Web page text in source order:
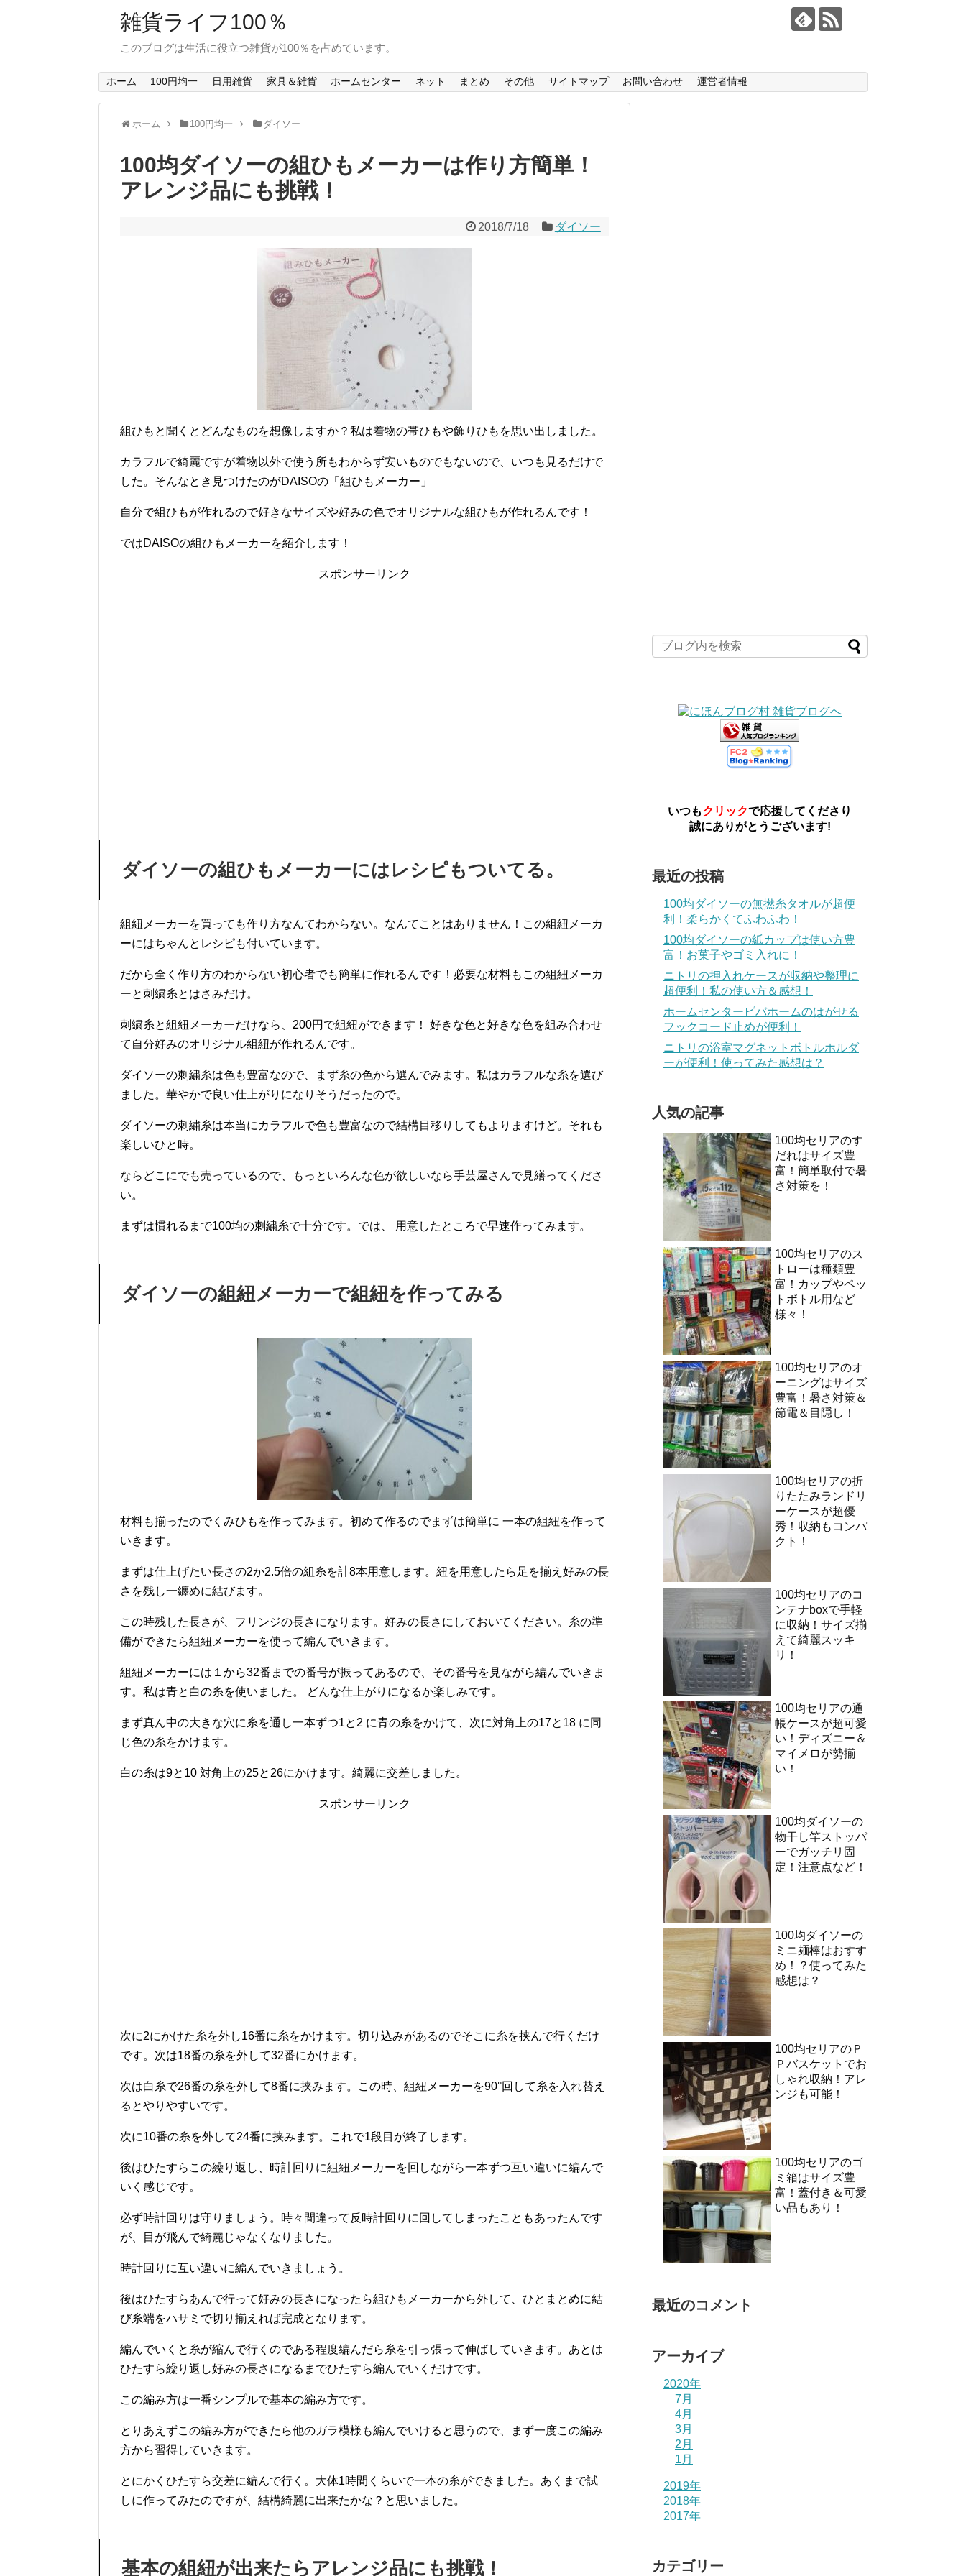
雑貨ライフ100％
このブログは生活に役立つ雑貨が100％を占めています。
ホーム 100円均一 日用雑貨 家具＆雑貨 ホームセンター ネット まとめ その他 サイトマップ お問い合わせ 運営者情報
ホーム 100円均一 ダイソー
100均ダイソーの組ひもメーカーは作り方簡単！
アレンジ品にも挑戦！
2018/7/18 ダイソー
組ひもと聞くとどんなものを想像しますか？私は着物の帯ひもや飾りひもを思い出しました。
カラフルで綺麗ですが着物以外で使う所もわからず安いものでもないので、いつも見るだけで
した。そんなとき見つけたのがDAISOの「組ひもメーカー」
自分で組ひもが作れるので好きなサイズや好みの色でオリジナルな組ひもが作れるんです！
ではDAISOの組ひもメーカーを紹介します！
スポンサーリンク
ダイソーの組ひもメーカーにはレシピもついてる。
組紐メーカーを買っても作り方なんてわからない。なんてことはありません！この組紐メーカ
ーにはちゃんとレシピも付いています。
だから全く作り方のわからない初心者でも簡単に作れるんです！必要な材料もこの組紐メーカ
ーと刺繍糸とはさみだけ。
刺繍糸と組紐メーカーだけなら、200円で組紐ができます！ 好きな色と好きな色を組み合わせ
て自分好みのオリジナル組紐が作れるんです。
ダイソーの刺繍糸は色も豊富なので、まず糸の色から選んでみます。私はカラフルな糸を選び
ました。華やかで良い仕上がりになりそうだったので。
ダイソーの刺繍糸は本当にカラフルで色も豊富なので結構目移りしてもよりますけど。それも
楽しいひと時。
ならどこにでも売っているので、もっといろんな色が欲しいなら手芸屋さんで見繕ってくださ
い。
まずは慣れるまで100均の刺繍糸で十分です。では、 用意したところで早速作ってみます。
ダイソーの組紐メーカーで組紐を作ってみる
材料も揃ったのでくみひもを作ってみます。初めて作るのでまずは簡単に 一本の組紐を作って
いきます。
まずは仕上げたい長さの2か2.5倍の組糸を計8本用意します。紐を用意したら足を揃え好みの長
さを残し一纏めに結びます。
この時残した長さが、フリンジの長さになります。好みの長さにしておいてください。糸の準
備ができたら組紐メーカーを使って編んでいきます。
組紐メーカーには１から32番までの番号が振ってあるので、その番号を見ながら編んでいきま
す。私は青と白の糸を使いました。 どんな仕上がりになるか楽しみです。
まず真ん中の大きな穴に糸を通し一本ずつ1と2 に青の糸をかけて、次に対角上の17と18 に同
じ色の糸をかけます。
白の糸は9と10 対角上の25と26にかけます。綺麗に交差しました。
スポンサーリンク
次に2にかけた糸を外し16番に糸をかけます。切り込みがあるのでそこに糸を挟んで行くだけ
です。次は18番の糸を外して32番にかけます。
次は白糸で26番の糸を外して8番に挟みます。この時、組紐メーカーを90°回して糸を入れ替え
るとやりやすいです。
次に10番の糸を外して24番に挟みます。これで1段目が終了します。
後はひたすらこの繰り返し、時計回りに組紐メーカーを回しながら一本ずつ互い違いに編んで
いく感じです。
必ず時計回りは守りましょう。時々間違って反時計回りに回してしまったこともあったんです
が、目が飛んで綺麗じゃなくなりました。
時計回りに互い違いに編んでいきましょう。
後はひたすらあんで行って好みの長さになったら組ひもメーカーから外して、ひとまとめに結
び糸端をハサミで切り揃えれば完成となります。
編んでいくと糸が縮んで行くのである程度編んだら糸を引っ張って伸ばしていきます。あとは
ひたすら繰り返し好みの長さになるまでひたすら編んでいくだけです。
この編み方は一番シンプルで基本の編み方です。
とりあえずこの編み方ができたら他のガラ模様も編んでいけると思うので、まず一度この編み
方から習得していきます。
とにかくひたすら交差に編んで行く。大体1時間くらいで一本の糸ができました。あくまで試
しに作ってみたのですが、結構綺麗に出来たかな？と思いました。
基本の組紐が出来たらアレンジ品にも挑戦！
いつもクリックで応援してくださり
誠にありがとうございます!
最近の投稿
100均ダイソーの無撚糸タオルが超便
利！柔らかくてふわふわ！
100均ダイソーの紙カップは使い方豊
富！お菓子やゴミ入れに！
ニトリの押入れケースが収納や整理に
超便利！私の使い方＆感想！
ホームセンタービバホームのはがせる
フックコード止めが便利！
ニトリの浴室マグネットボトルホルダ
ーが便利！使ってみた感想は？
人気の記事
100均セリアのす
だれはサイズ豊
富！簡単取付で暑
さ対策を！
100均セリアのス
トローは種類豊
富！カップやペッ
トボトル用など
様々！
100均セリアのオ
ーニングはサイズ
豊富！暑さ対策＆
節電＆目隠し！
100均セリアの折
りたたみランドリ
ーケースが超優
秀！収納もコンパ
クト！
100均セリアのコ
ンテナboxで手軽
に収納！サイズ揃
えて綺麗スッキ
リ！
100均セリアの通
帳ケースが超可愛
い！ディズニー＆
マイメロが勢揃
い！
100均ダイソーの
物干し竿ストッパ
ーでガッチリ固
定！注意点など！
100均ダイソーの
ミニ麺棒はおすす
め！？使ってみた
感想は？
100均セリアのＰ
Ｐバスケットでお
しゃれ収納！アレ
ンジも可能！
100均セリアのゴ
ミ箱はサイズ豊
富！蓋付き＆可愛
い品もあり！
最近のコメント
アーカイブ
2020年
7月
4月
3月
2月
1月
2019年
2018年
2017年
カテゴリー